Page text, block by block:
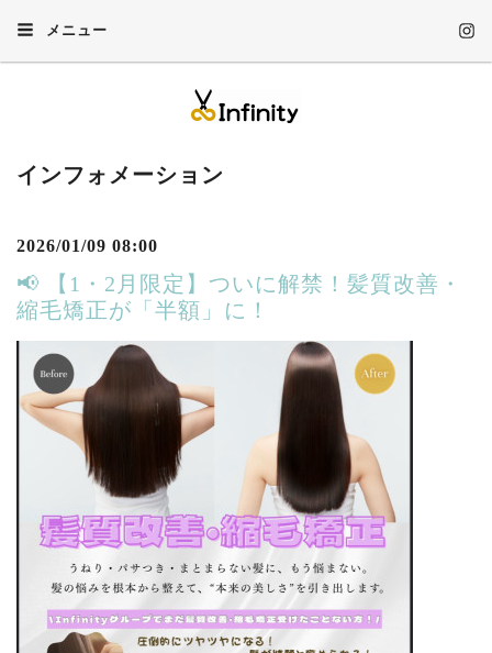
メニュー
インフォメーション
2026/01/09 08:00
📢 【1・2月限定】ついに解禁！髪質改善・
縮毛矯正が「半額」に！